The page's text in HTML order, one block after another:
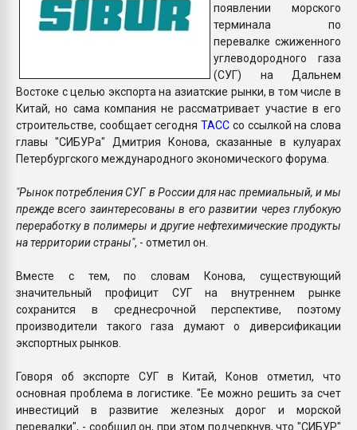
появлении морского
терминала по
перевалке сжиженного
углеводородного газа
(СУГ) на Дальнем
Востоке с целью экспорта на азиатские рынки, в том числе в
Китай, но сама компания не рассматривает участие в его
строительстве, сообщает сегодняТАСС со ссылкой на слова
главы "СИБУРа" Дмитрия Конова, сказанные в кулуарах
Петербургского международного экономического форума.
"Рынок потребления СУГ в России для нас премиальный, и мы
прежде всего заинтересованы в его развитии через глубокую
переработку в полимеры и другие нефтехимические продукты
на территории страны", - отметил он.
Вместе с тем, по словам Конова, существующий
значительный профицит СУГ на внутреннем рынке
сохранится в среднесрочной перспективе, поэтому
производители такого газа думают о диверсификации
экспортных рынков.
Говоря об экспорте СУГ в Китай, Конов отметил, что
основная проблема в логистике. "Ее можно решить за счет
инвестиций в развитие железных дорог и морской
перевалки", - сообщил он, при этом подчеркнув, что "СИБУР"